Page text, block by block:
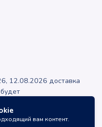
вам контент.
12.08.2026 доставка